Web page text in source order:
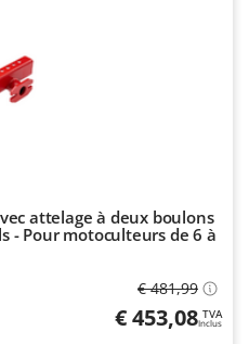
attelage à deux boulons
- Pour motoculteurs de 6 à
€ 481,99
€ 453,08 TVA
Inclus